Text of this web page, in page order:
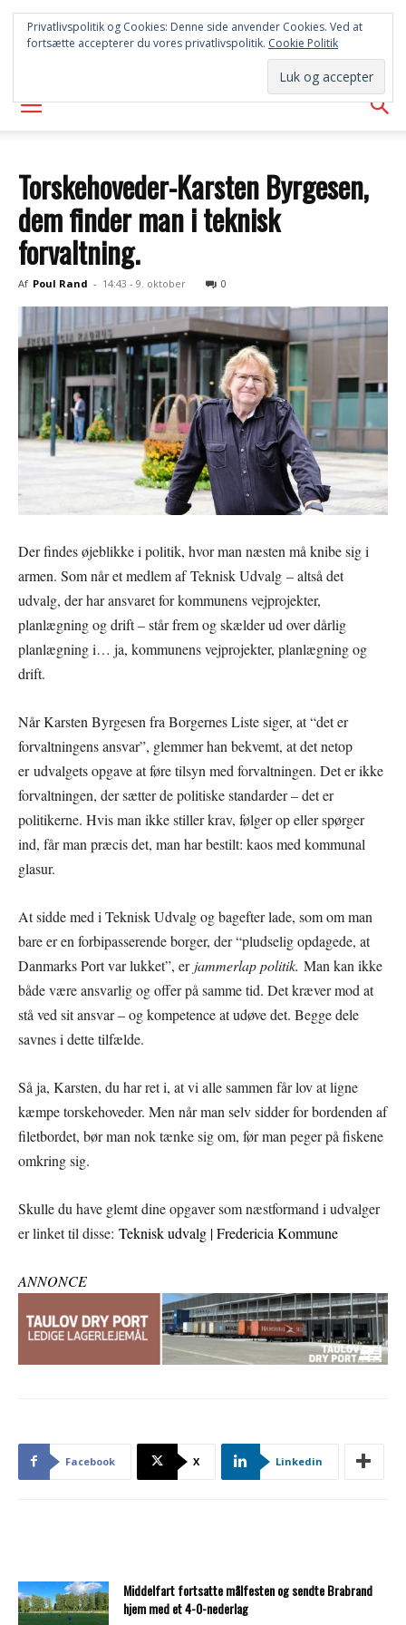
SYD
AVISEN
Torskehoveder-Karsten Byrgesen,
dem finder man i teknisk
forvaltning.
Af Poul Rand - 14:43 - 9. oktober 0
Der findes øjeblikke i politik, hvor man næsten må knibe sig i
armen. Som når et medlem af Teknisk Udvalg – altså det
udvalg, der har ansvaret for kommunens vejprojekter,
planlægning og drift – står frem og skælder ud over dårlig
planlægning i… ja, kommunens vejprojekter, planlægning og
drift.
Når Karsten Byrgesen fra Borgernes Liste siger, at “det er
forvaltningens ansvar”, glemmer han bekvemt, at det netop
er udvalgets opgave at føre tilsyn med forvaltningen. Det er ikke
forvaltningen, der sætter de politiske standarder – det er
politikerne. Hvis man ikke stiller krav, følger op eller spørger
ind, får man præcis det, man har bestilt: kaos med kommunal
glasur.
At sidde med i Teknisk Udvalg og bagefter lade, som om man
bare er en forbipasserende borger, der “pludselig opdagede, at
Danmarks Port var lukket”, er jammerlap politik. Man kan ikke
både være ansvarlig og offer på samme tid. Det kræver mod at
stå ved sit ansvar – og kompetence at udøve det. Begge dele
savnes i dette tilfælde.
Så ja, Karsten, du har ret i, at vi alle sammen får lov at ligne
kæmpe torskehoveder. Men når man selv sidder for bordenden af
filetbordet, bør man nok tænke sig om, før man peger på fiskene
omkring sig.
Skulle du have glemt dine opgaver som næstformand i udvalger
er linket til disse: Teknisk udvalg | Fredericia Kommune
ANNONCE
Facebook X Linkedin
Middelfart fortsatte målfesten og sendte Brabrand
hjem med et 4-0-nederlag
Privatlivspolitik og Cookies: Denne side anvender Cookies. Ved at
fortsætte accepterer du vores privatlivspolitik. Cookie Politik